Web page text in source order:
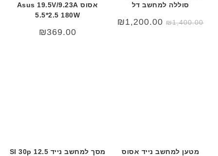
סוללה למחשב דל
₪1,400.00
המחיר
המקורי
₪1,200.00
המחיר
הנוכחי
אסוס Asus 19.5V/9.23A
5.5*2.5 180W
₪369.00
מטען למחשב נייד אסוס
מסך למחשב נייד 12.5 Sl 30p